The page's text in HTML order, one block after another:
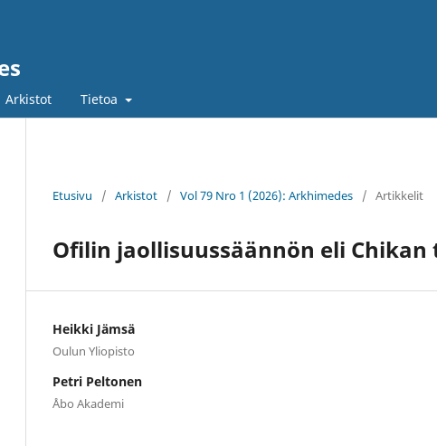
Arkistot Tietoa
Etusivu / Arkistot / Vol 79 Nro 1 (2026): Arkhimedes / Artikkelit
Ofilin jaollisuussäännön eli
Heikki Jämsä
Oulun Yliopisto
Petri Peltonen
Åbo Akademi